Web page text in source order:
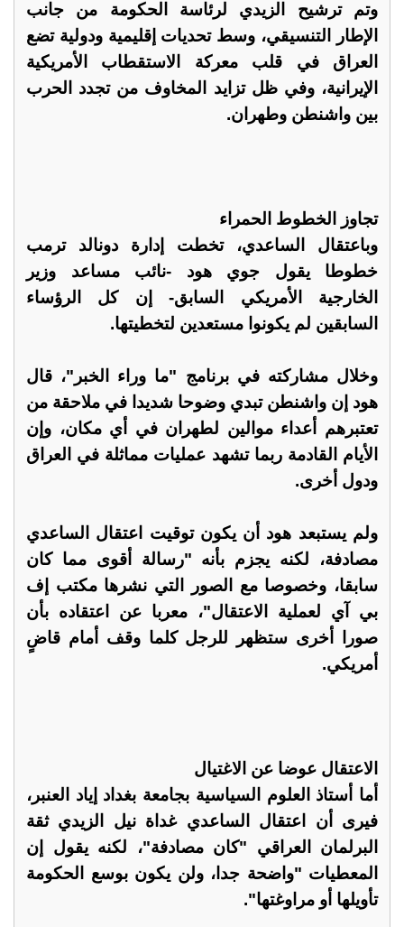
وتم ترشيح الزيدي لرئاسة الحكومة من جانب
الإطار التنسيقي، وسط تحديات إقليمية ودولية تضع
العراق في قلب معركة الاستقطاب الأمريكية
الإيرانية، وفي ظل تزايد المخاوف من تجدد الحرب
بين واشنطن وطهران.
تجاوز الخطوط الحمراء
وباعتقال الساعدي، تخطت إدارة دونالد ترمب
خطوطا يقول جوي هود -نائب مساعد وزير
الخارجية الأمريكي السابق- إن كل الرؤساء
السابقين لم يكونوا مستعدين لتخطيتها.
وخلال مشاركته في برنامج "ما وراء الخبر"، قال
هود إن واشنطن تبدي وضوحا شديدا في ملاحقة من
تعتبرهم أعداء موالين لطهران في أي مكان، وإن
الأيام القادمة ربما تشهد عمليات مماثلة في العراق
ودول أخرى.
ولم يستبعد هود أن يكون توقيت اعتقال الساعدي
مصادفة، لكنه يجزم بأنه "رسالة أقوى مما كان
سابقا، وخصوصا مع الصور التي نشرها مكتب إف
بي آي لعملية الاعتقال"، معربا عن اعتقاده بأن
صورا أخرى ستظهر للرجل كلما وقف أمام قاضٍ
أمريكي.
الاعتقال عوضا عن الاغتيال
أما أستاذ العلوم السياسية بجامعة بغداد إياد العنبر،
فيرى أن اعتقال الساعدي غداة نيل الزيدي ثقة
البرلمان العراقي "كان مصادفة"، لكنه يقول إن
المعطيات "واضحة جدا، ولن يكون بوسع الحكومة
تأويلها أو مراوغتها".